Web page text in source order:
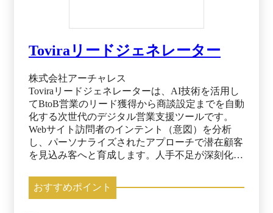
Toviraリードジェネレーター
株式会社アーチャレス
Toviraリードジェネレーターは、AI技術を活用し
てBtoB営業のリード獲得から商談設定までを自動
化する次世代のデジタル営業支援ツールです。
Webサイト訪問者のインテント（意図）を分析
し、パーソナライズされたアプローチで潜在顧客
を見込み客へと育成します。人手不足が深刻化す
スプロセスを実現します。 ■主な機能 1. 訪問者イ
ンテント分析 ・顧客企業のWebサイトアクセスを
おすすめポイント